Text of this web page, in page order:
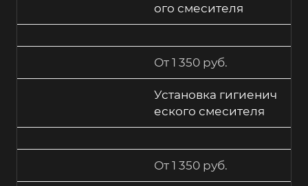
ого смесителя
От 1 350 руб.
Установка гигиенич
еского смесителя
От 1 350 руб.